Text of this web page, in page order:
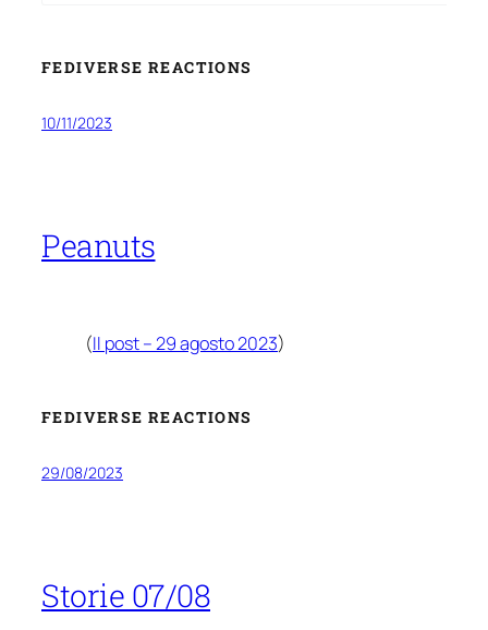
FEDIVERSE REACTIONS
10/11/2023
Peanuts
(Il post – 29 agosto 2023)
FEDIVERSE REACTIONS
29/08/2023
Storie 07/08